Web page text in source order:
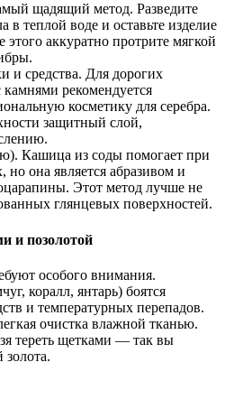
щадящий метод. Разведите
теплой воде и оставьте изделие
аккуратно протрите мягкой
и средства. Для дорогих
рекомендуется
косметику для серебра.
защитный слой,
Кашица из соды помогает при
но она является абразивом и
Этот метод лучше не
глянцевых поверхностей.
и позолотой
особого внимания.
коралл, янтарь) боятся
и температурных перепадов.
очистка влажной тканью.
тереть щетками — так вы
золота.